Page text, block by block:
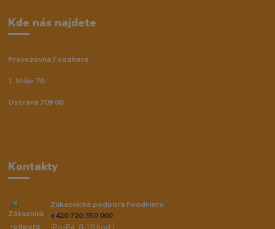
Kde nás najdete
Provozovna Foodhero
1. Máje 70
Ostrava 709 00
Kontakty
Zákaznická podpora FoodHero
+420 720 350 000